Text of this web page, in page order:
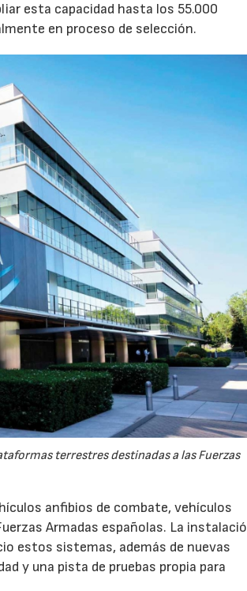
esta capacidad hasta los 55.000
en proceso de selección.
terrestres destinadas a las Fuerzas
anfibios de combate, vehículos
Armadas españolas. La
estos sistemas, además de nuevas
y una pista de pruebas propia para